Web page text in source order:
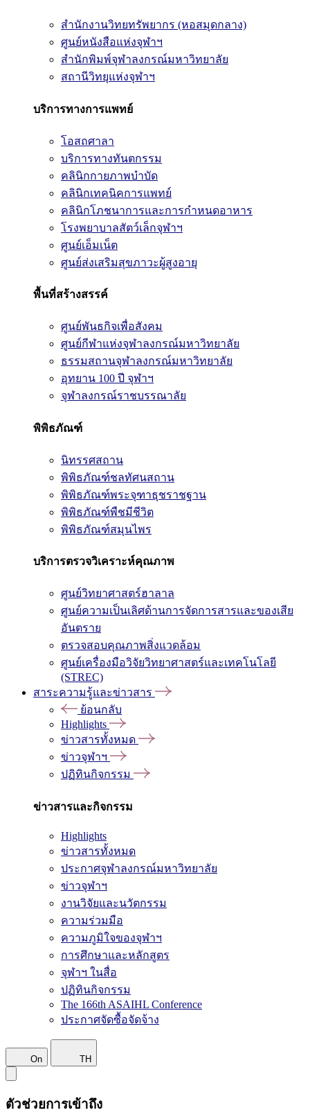
สำนักงานวิทยทรัพยากร (หอสมุดกลาง)
ศูนย์หนังสือแห่งจุฬาฯ
สำนักพิมพ์จุฬาลงกรณ์มหาวิทยาลัย
สถานีวิทยุแห่งจุฬาฯ
บริการทางการแพทย์
โอสถศาลา
บริการทางทันตกรรม
คลินิกกายภาพบำบัด
คลินิกเทคนิคการแพทย์
คลินิกโภชนาการและการกำหนดอาหาร
โรงพยาบาลสัตว์เล็กจุฬาฯ
ศูนย์เอ็มเน็ต
ศูนย์ส่งเสริมสุขภาวะผู้สูงอายุ
พื้นที่สร้างสรรค์
ศูนย์พันธกิจเพื่อสังคม
ศูนย์กีฬาแห่งจุฬาลงกรณ์มหาวิทยาลัย
ธรรมสถานจุฬาลงกรณ์มหาวิทยาลัย
อุทยาน 100 ปี จุฬาฯ
จุฬาลงกรณ์ราชบรรณาลัย
พิพิธภัณฑ์
นิทรรศสถาน
พิพิธภัณฑ์ชลทัศนสถาน
พิพิธภัณฑ์พระจุฑาธุชราชฐาน
พิพิธภัณฑ์พืชมีชีวิต
พิพิธภัณฑ์สมุนไพร
บริการตรวจวิเคราะห์คุณภาพ
ศูนย์วิทยาศาสตร์ฮาลาล
ศูนย์ความเป็นเลิศด้านการจัดการสารและของเสีย
อันตราย
ตรวจสอบคุณภาพสิ่งแวดล้อม
ศูนย์เครื่องมือวิจัยวิทยาศาสตร์และเทคโนโลยี
(STREC)
สาระความรู้และข่าวสาร
ย้อนกลับ
Highlights
ข่าวสารทั้งหมด
ข่าวจุฬาฯ
ปฏิทินกิจกรรม
ข่าวสารและกิจกรรม
Highlights
ข่าวสารทั้งหมด
ประกาศจุฬาลงกรณ์มหาวิทยาลัย
ข่าวจุฬาฯ
งานวิจัยและนวัตกรรม
ความร่วมมือ
ความภูมิใจของจุฬาฯ
การศึกษาและหลักสูตร
จุฬาฯ ในสื่อ
ปฏิทินกิจกรรม
The 166th ASAIHL Conference
ประกาศจัดซื้อจัดจ้าง
On TH
ตัวช่วยการเข้าถึง